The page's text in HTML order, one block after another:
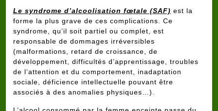
Le syndrome d’alcoolisation fœtale (SAF) est la
forme la plus grave de ces complications. Ce
syndrome, qu’il soit partiel ou complet, est
responsable de dommages irréversibles
(malformations, retard de croissance, de
développement, difficultés d’apprentissage, troubles
de l’attention et du comportement, inadaptation
sociale, déficience intellectuelle pouvant être
associés à des anomalies physiques…).